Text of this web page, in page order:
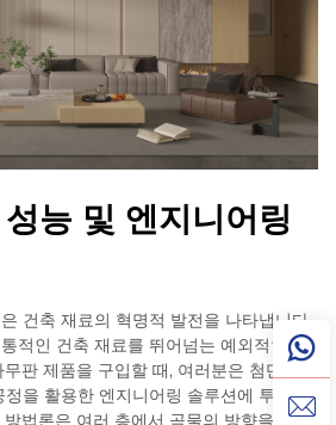
능 및 엔지니어링
건축 재료의 혁명적 발전을 나타냅니다.
적인 건축 재료를 뛰어넘는 예외적인 강
판 제품을 구입할 때, 여러분은 첨단 가
을 활용한 엔지니어링 솔루션에 투자합